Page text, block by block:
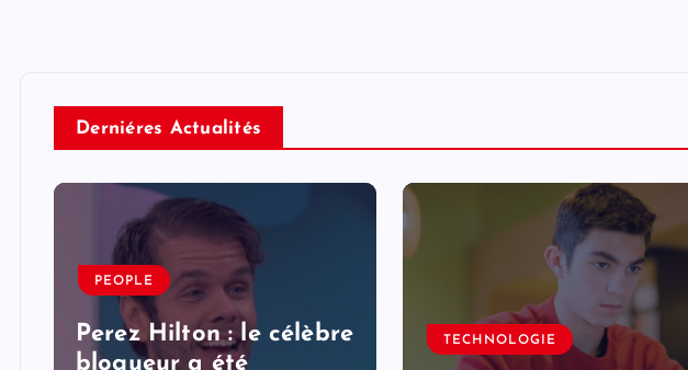
Derniéres Actualités
PEOPLE
Perez Hilton : le célèbre
blogueur a été
TECHNOLOGIE